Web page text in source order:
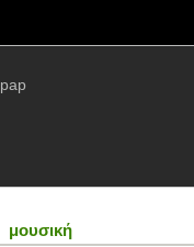
pap
μουσική